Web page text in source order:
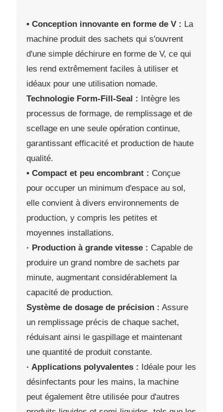
• Conception innovante en forme de V : La
machine produit des sachets qui s'ouvrent
d'une simple déchirure en forme de V, ce qui
les rend extrêmement faciles à utiliser et
idéaux pour une utilisation nomade.
Technologie Form-Fill-Seal : Intègre les
processus de formage, de remplissage et de
scellage en une seule opération continue,
garantissant efficacité et production de haute
qualité.
• Compact et peu encombrant : Conçue
pour occuper un minimum d'espace au sol,
elle convient à divers environnements de
production, y compris les petites et
moyennes installations.
· Production à grande vitesse : Capable de
produire un grand nombre de sachets par
minute, augmentant considérablement la
capacité de production.
Système de dosage de précision : Assure
un remplissage précis de chaque sachet,
réduisant ainsi le gaspillage et maintenant
une quantité de produit constante.
· Applications polyvalentes : Idéale pour les
désinfectants pour les mains, la machine
peut également être utilisée pour d'autres